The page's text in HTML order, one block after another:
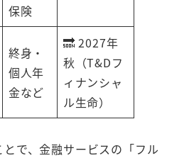
保険
終身・
個人年
金など
🔜 2027年
秋（T&Dフ
ィナンシャ
ル生命）
で、金融サービスの「フル